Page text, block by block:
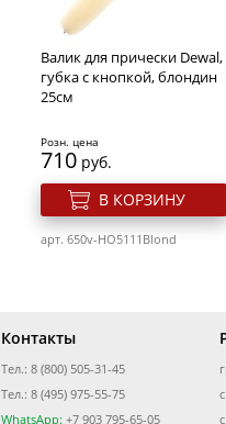
Розн. цена
4269
В КОРЗИНУ
Валик для прически Dewal,
губка с кнопкой, блондин
25см
Розн. цена
710 руб.
В КОРЗИНУ
арт. 650v-HO5111Blond
Контакты
Тел.: 8 (800) 505-31-45
Тел.: 8 (495) 975-55-75
WhatsApp: +7 903 795-65-05